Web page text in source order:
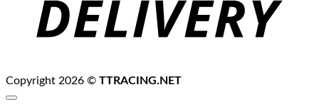
Copyright 2026 © TTRACING.NET